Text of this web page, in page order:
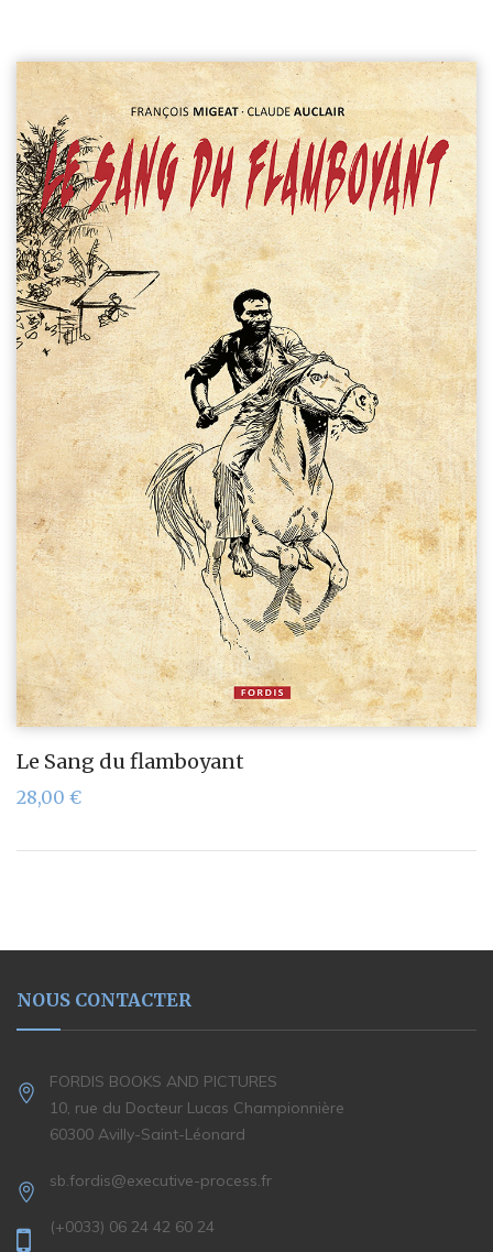
Le Sang du flamboyant
28,00 €
NOUS CONTACTER
FORDIS BOOKS AND PICTURES
10, rue du Docteur Lucas Championnière
60300 Avilly-Saint-Léonard
sb.fordis@executive-process.fr
(+0033) 06 24 42 60 24